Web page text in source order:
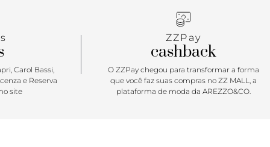
Carol Bassi,
e Reserva
site
ZZPay
cashback
O ZZPay chegou para transformar a forma
que você faz suas compras no ZZ MALL, a
plataforma de moda da AREZZO&CO.